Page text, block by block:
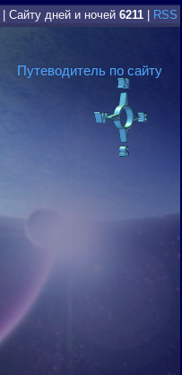
Сайту дней и ночей 6211 RSS
Путеводитель по сайту